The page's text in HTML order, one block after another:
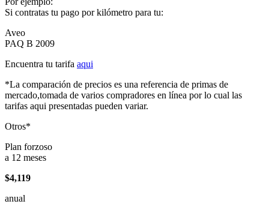
Si contratas tu pago por kilómetro para tu:
Aveo
PAQ B 2009
Encuentra tu tarifa aqui
*La comparación de precios es una referencia de primas de
mercado,tomada de varios compradores en línea por lo cual las
tarifas aqui presentadas pueden variar.
Otros*
Plan forzoso
a 12 meses
$4,119
anual